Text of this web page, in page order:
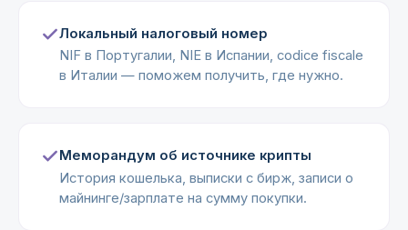
Локальный налоговый номер
NIF в Португалии, NIE в Испании, codice fiscale
в Италии — поможем получить, где нужно.
Меморандум об источнике крипты
История кошелька, выписки с бирж, записи о
майнинге/зарплате на сумму покупки.